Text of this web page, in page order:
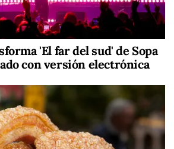
'El far del sud' de Sopa
con versión electrónica